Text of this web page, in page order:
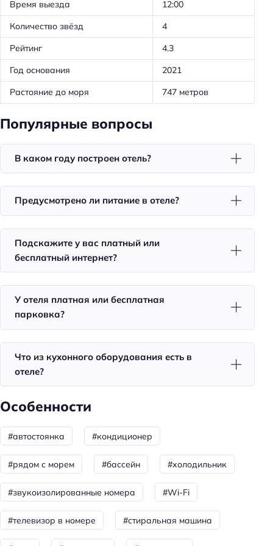
Утюг
Холодильник
Номера со звукоизоляцией
Санузел в номере
Кол-во бассейнов: 1
Красота и здоровье
Спорт и развлечения
Бассейн
Площадка для пикника
Развлечения: караоке
Спорт: настольный теннис
Тип бассейна: открытый
Для семей
Пляжный отдых
Шезлонги
Пляжная линия: 3-я линия
Зонтики
Зонты от солнца: бесплатно
Время выезда
12:00
Количество звёзд
4
Рейтинг
4.3
Год основания
2021
Растояние до моря
747 метров
Популярные вопросы
В каком году построен отель?
Предусмотрено ли питание в отеле?
Подскажите у вас платный или
бесплатный интернет?
У отеля платная или бесплатная
парковка?
Что из кухонного оборудования есть в
отеле?
Особенности
#автостоянка #кондиционер
#рядом с морем #бассейн #холодильник
#звукоизолированные номера #Wi-Fi
#телевизор в номере #стиральная машина